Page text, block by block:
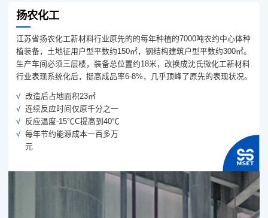
扬农化工
江苏省扬农化工新材料行业原先的的每年种植的7000吨农约中心体种
植装备，土地征用户型平数约150㎡，钢结构建筑户型平数约300㎡。
生产车间必须三层楼，装备总位置约18米，改换成沈氏微化工新材料
行业表现系统化后，挺高成品率6-8%，几乎顶峰了原先的表现状况。
改造后占地面积23㎡
连续反应时间仅原千分之一
反应温度-15℃C提高到40℃
每年节约能源成本一百多万
元